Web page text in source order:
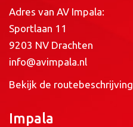
Adres van AV Impala:
Sportlaan 11
9203 NV Drachten
info@avimpala.nl
Bekijk de routebeschrijving
Impala